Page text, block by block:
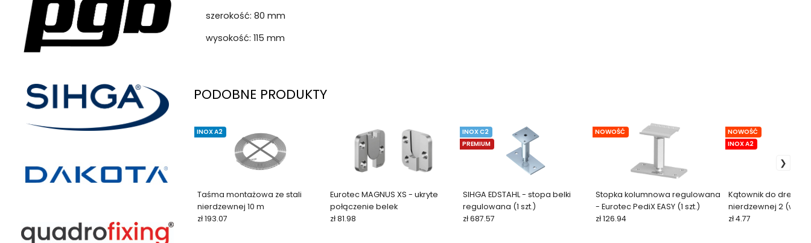
szerokość: 80 mm
wysokość: 115 mm
PODOBNE PRODUKTY
Taśma montażowa ze stali
nierdzewnej 10 m
INOX A2
zł 193.07
Eurotec MAGNUS XS - ukryte
połączenie belek
zł 81.98
SIHGA EDSTAHL - stopa belki
regulowana (1 szt.)
INOX C2
PREMIUM
zł 687.57
Stopka kolumnowa regulowana
- Eurotec PediX EASY (1 szt.)
NOWOŚĆ
zł 126.94
Kątownik do drewna
nierdzewnej 2
NOWOŚĆ
INOX A2
zł 4.77